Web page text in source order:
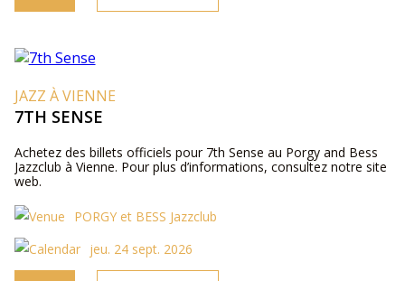
JAZZ À VIENNE
7TH SENSE
Achetez des billets officiels pour 7th Sense au Porgy and Bess
Jazzclub à Vienne. Pour plus d’informations, consultez notre site
web.
PORGY et BESS Jazzclub
jeu. 24 sept. 2026